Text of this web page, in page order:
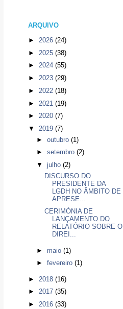
ARQUIVO
► 2026 (24)
► 2025 (38)
► 2024 (55)
► 2023 (29)
► 2022 (18)
► 2021 (19)
► 2020 (7)
▼ 2019 (7)
► outubro (1)
► setembro (2)
▼ julho (2)
DISCURSO DO
PRESIDENTE DA
LGDH NO ÂMBITO DE
APRESE...
CERIMÓNIA DE
LANÇAMENTO DO
RELATÓRIO SOBRE O
DIREI...
► maio (1)
► fevereiro (1)
► 2018 (16)
► 2017 (35)
► 2016 (33)